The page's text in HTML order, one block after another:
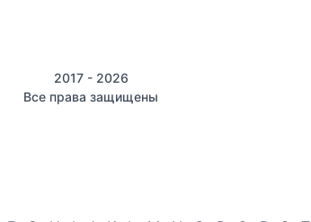
2017 - 2026
Все права защищены